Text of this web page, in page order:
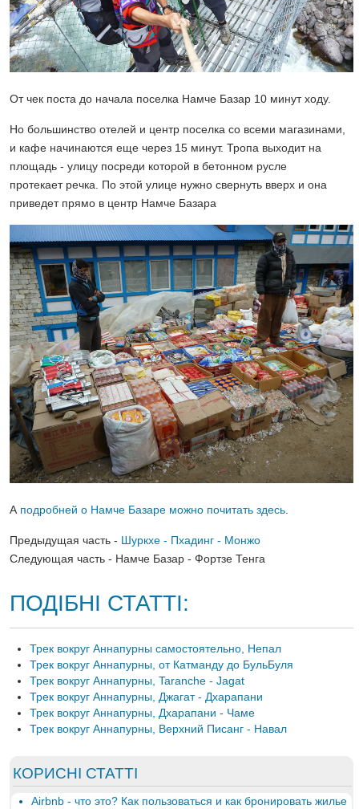
От чек поста до начала поселка Намче Базар 10 минут ходу.
Но большинство отелей и центр поселка со всеми магазинами,
и кафе начинаются еще через 15 минут. Тропа выходит на
площадь - улицу посреди которой в бетонном русле
протекает речка. По этой улице нужно свернуть вверх и она
приведет прямо в центр Намче Базара
А подробней о Намче Базаре можно почитать здесь
Предыдущая часть - Шуркхе - Пхадинг - Монжо
Следующая часть - Намче Базар - Фортзе Тенга
ПОДІБНІ СТАТТІ:
Трек вокруг Аннапурны самостоятельно, Непал
Трек вокруг Аннапурны, от Катманду до БульБуля
Трек вокруг Аннапурны, Taranche - Jagat
Трек вокруг Аннапурны, Джагат - Дхарапани
Трек вокруг Аннапурны, Дхарапани - Чаме
Трек вокруг Аннапурны, Верхний Писанг - Навал
КОРИСНІ СТАТТІ
Airbnb - что это? Как пользоваться и как бронировать жилье